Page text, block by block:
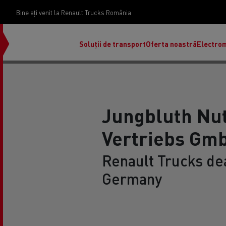
Bine ați venit la Renault Trucks România
Soluții de transportOferta noastră
Jungbluth
Vertriebs
Renault Trucks
Germany